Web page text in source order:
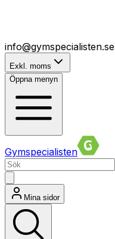
info@gymspecialisten.se
Exkl. moms
Öppna menyn
Gymspecialisten
Mina sidor